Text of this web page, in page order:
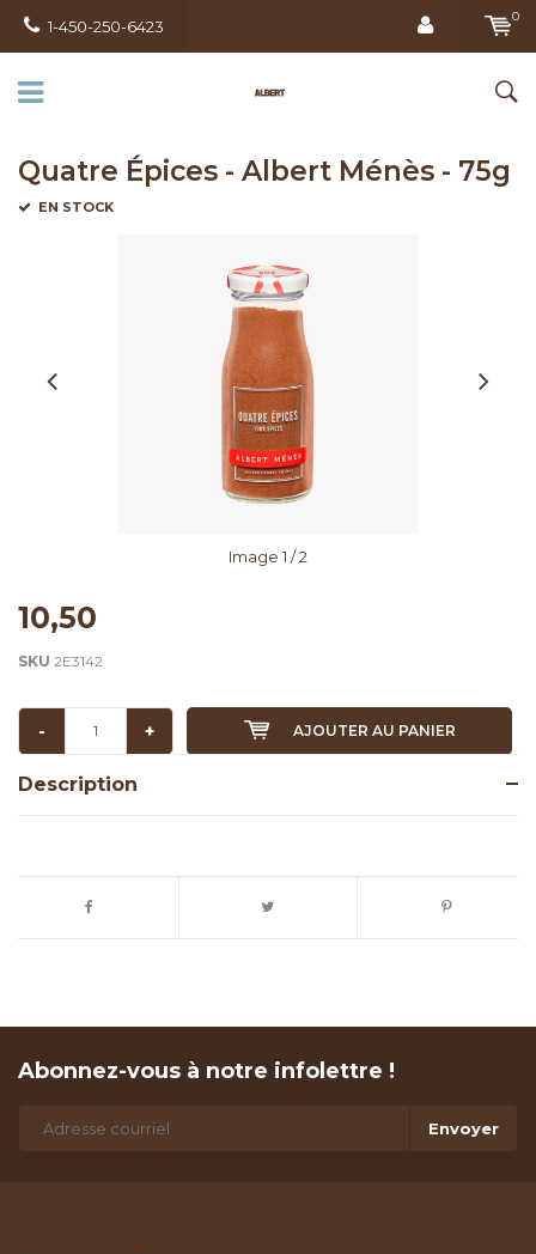
1-450-250-6423
0
Quatre Épices - Albert Ménès - 75g
EN STOCK
Image 1 / 2
10,50
SKU 2E3142
- + AJOUTER AU PANIER
Description
Abonnez-vous à notre infolettre !
Envoyer